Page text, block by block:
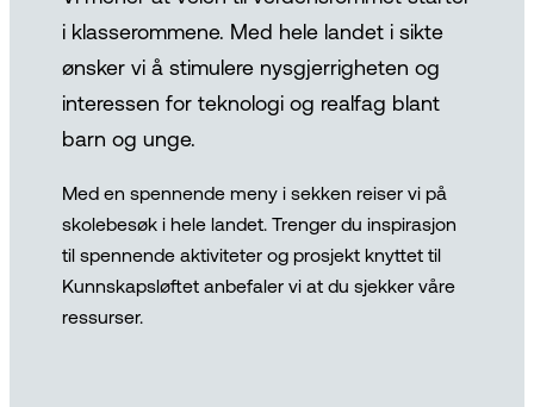
i klasserommene. Med hele landet i sikte
ønsker vi å stimulere nysgjerrigheten og
interessen for teknologi og realfag blant
barn og unge.
Med en spennende meny i sekken reiser vi på
skolebesøk i hele landet. Trenger du inspirasjon
til spennende aktiviteter og prosjekt knyttet til
Kunnskapsløftet anbefaler vi at du sjekker våre
ressurser.